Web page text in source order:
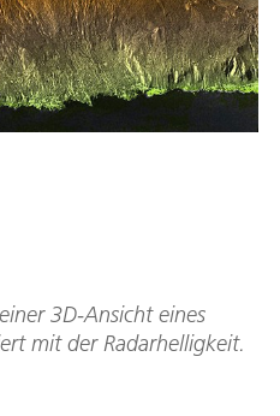
3D-Ansicht eines
mit der Radarhelligkeit.